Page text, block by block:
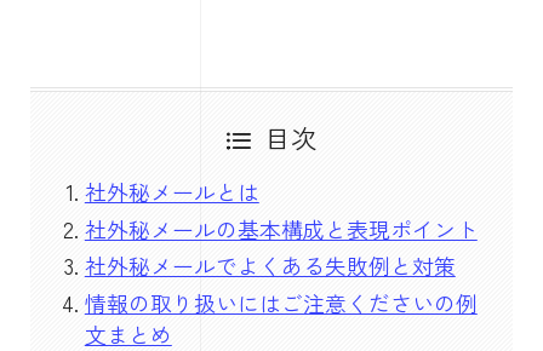
目次
社外秘メールとは
社外秘メールの基本構成と表現ポイント
社外秘メールでよくある失敗例と対策
情報の取り扱いにはご注意くださいの例
文まとめ